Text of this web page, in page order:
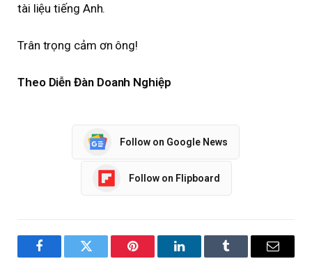
tài liệu tiếng Anh.
Trân trọng cảm ơn ông!
Theo Diễn Đàn Doanh Nghiệp
Follow on Google News
Follow on Flipboard
FacebookTwitter Pinterest LinkedInTumblr Email